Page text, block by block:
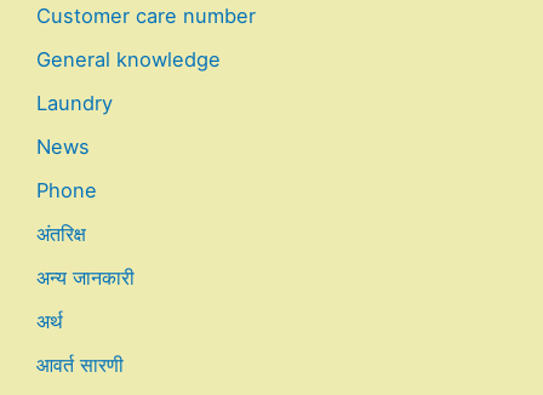
Customer care number
General knowledge
Laundry
News
Phone
अंतरिक्ष
अन्य जानकारी
अर्थ
आवर्त सारणी